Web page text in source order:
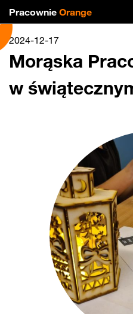
Pracownie Orange
2024-12-17
Morąska
w